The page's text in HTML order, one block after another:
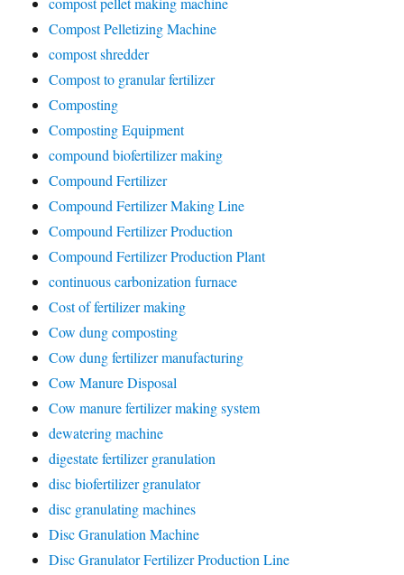
Compost Pelletizing Machine
compost shredder
Compost to granular fertilizer
Composting
Composting Equipment
compound biofertilizer making
Compound Fertilizer
Compound Fertilizer Making Line
Compound Fertilizer Production
Compound Fertilizer Production Plant
continuous carbonization furnace
Cost of fertilizer making
Cow dung composting
Cow dung fertilizer manufacturing
Cow Manure Disposal
Cow manure fertilizer making system
dewatering machine
digestate fertilizer granulation
disc biofertilizer granulator
disc granulating machines
Disc Granulation Machine
Disc Granulator Fertilizer Production Line